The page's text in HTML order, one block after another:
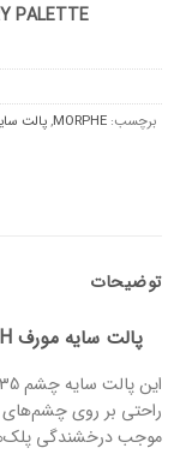
برچسب: MORPHE
,پالت
توضیحات
پالت سایه مورف 35H
راحتی بر روی
موجب درخشندگی